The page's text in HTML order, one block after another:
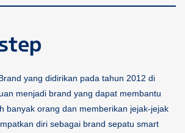
yang didirikan pada tahun 2012 di
menjadi brand yang dapat membantu
banyak orang dan memberikan jejak-jejak
diri sebagai brand sepatu smart